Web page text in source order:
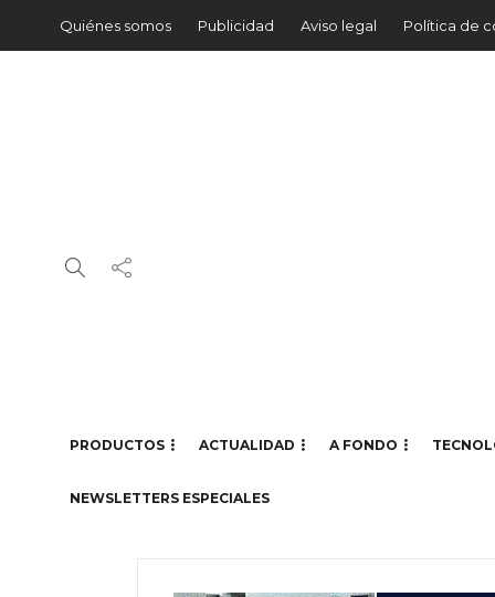
Quiénes somos Publicidad Aviso legal Política de
PRODUCTOS ACTUALIDAD A FONDO
NEWSLETTERS ESPECIALES